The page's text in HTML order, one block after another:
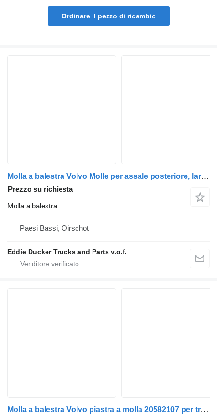
Ordinare il pezzo di ricambio
Molla a balestra Volvo Molle per assale posteriore, larghezza 10 cm per camion
Prezzo su richiesta
Molla a balestra
Paesi Bassi, Oirschot
Eddie Ducker Trucks and Parts v.o.f.
Molla a balestra Volvo piastra a molla 20582107 per trattore stradale Volvo FL-240